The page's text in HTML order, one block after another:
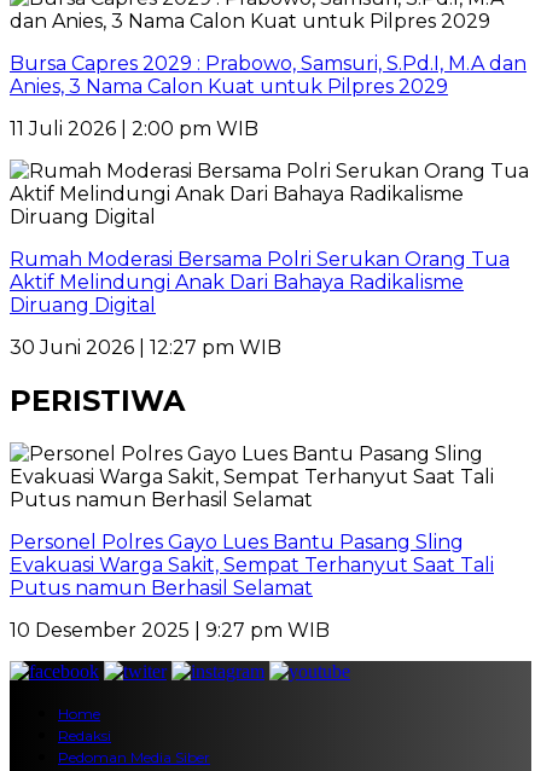
Bursa Capres 2029 : Prabowo, Samsuri, S.Pd.I, M.A dan
Anies, 3 Nama Calon Kuat untuk Pilpres 2029
11 Juli 2026 | 2:00 pm WIB
Rumah Moderasi Bersama Polri Serukan Orang Tua
Aktif Melindungi Anak Dari Bahaya Radikalisme
Diruang Digital
30 Juni 2026 | 12:27 pm WIB
PERISTIWA
Personel Polres Gayo Lues Bantu Pasang Sling
Evakuasi Warga Sakit, Sempat Terhanyut Saat Tali
Putus namun Berhasil Selamat
10 Desember 2025 | 9:27 pm WIB
Home
Redaksi
Pedoman Media Siber